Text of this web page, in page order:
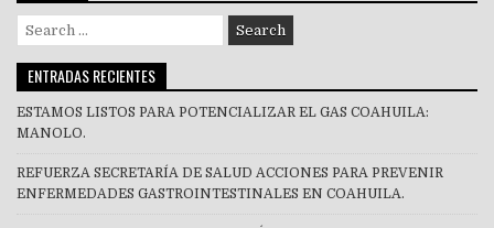
Search
for:
ENTRADAS RECIENTES
ESTAMOS LISTOS PARA POTENCIALIZAR EL GAS COAHUILA:
MANOLO.
REFUERZA SECRETARÍA DE SALUD ACCIONES PARA PREVENIR
ENFERMEDADES GASTROINTESTINALES EN COAHUILA.